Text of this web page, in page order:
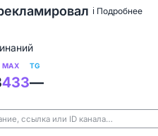
ℹ️ Подробнее
MAX
433
TG
—
ссылка или ID канала…